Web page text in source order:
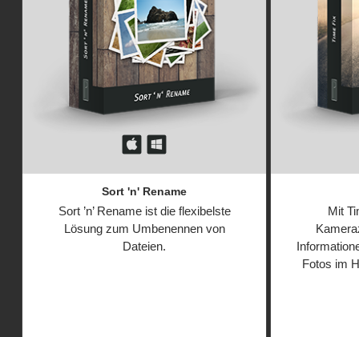
Sort 'n' Rename
Sort ’n’ Rename ist die flexibelste
Lösung zum Umbenennen von
Dateien.
Mit
Fotos im